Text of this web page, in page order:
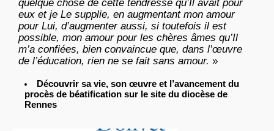
quelque chose de cette tendresse qu’Il avait pour
eux et je Le supplie, en augmentant mon amour
pour Lui, d’augmenter aussi, si toutefois il est
possible, mon amour pour les chères âmes qu’Il
m’a confiées, bien convaincue que, dans l’œuvre
de l’éducation, rien ne se fait sans amour. »
Découvrir sa vie, son œuvre et l’avancement du
procès de béatification sur le site du diocèse de
Rennes